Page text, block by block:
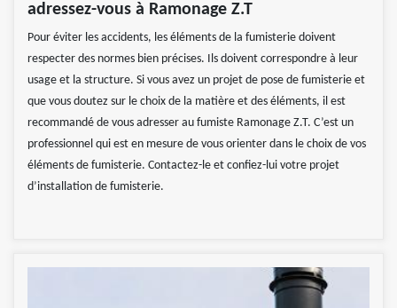
adressez-vous à Ramonage Z.T
Pour éviter les accidents, les éléments de la fumisterie doivent
respecter des normes bien précises. Ils doivent correspondre à leur
usage et la structure. Si vous avez un projet de pose de fumisterie et
que vous doutez sur le choix de la matière et des éléments, il est
recommandé de vous adresser au fumiste Ramonage Z.T. C’est un
professionnel qui est en mesure de vous orienter dans le choix de vos
éléments de fumisterie. Contactez-le et confiez-lui votre projet
d’installation de fumisterie.